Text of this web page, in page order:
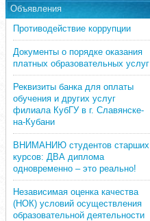
Объявления
Противодействие коррупции
Документы о порядке оказания
платных образовательных услуг
Реквизиты банка для оплаты
обучения и других услуг
филиала КубГУ в г. Славянске-
на-Кубани
ВНИМАНИЮ студентов старших
курсов: ДВА диплома
одновременно – это реально!
Независимая оценка качества
(НОК) условий осуществления
образовательной деятельности